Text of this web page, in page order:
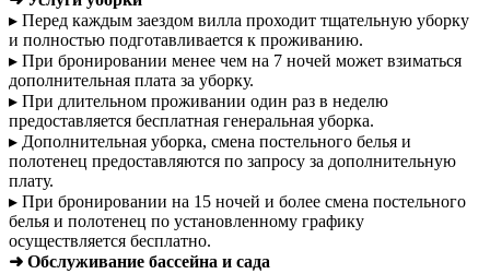
▸ Перед каждым заездом вилла проходит тщательную уборку
и полностью подготавливается к проживанию.
▸ При бронировании менее чем на 7 ночей может взиматься
дополнительная плата за уборку.
▸ При длительном проживании один раз в неделю
предоставляется бесплатная генеральная уборка.
▸ Дополнительная уборка, смена постельного белья и
полотенец предоставляются по запросу за дополнительную
плату.
▸ При бронировании на 15 ночей и более смена постельного
белья и полотенец по установленному графику
осуществляется бесплатно.
➜ Обслуживание бассейна и сада